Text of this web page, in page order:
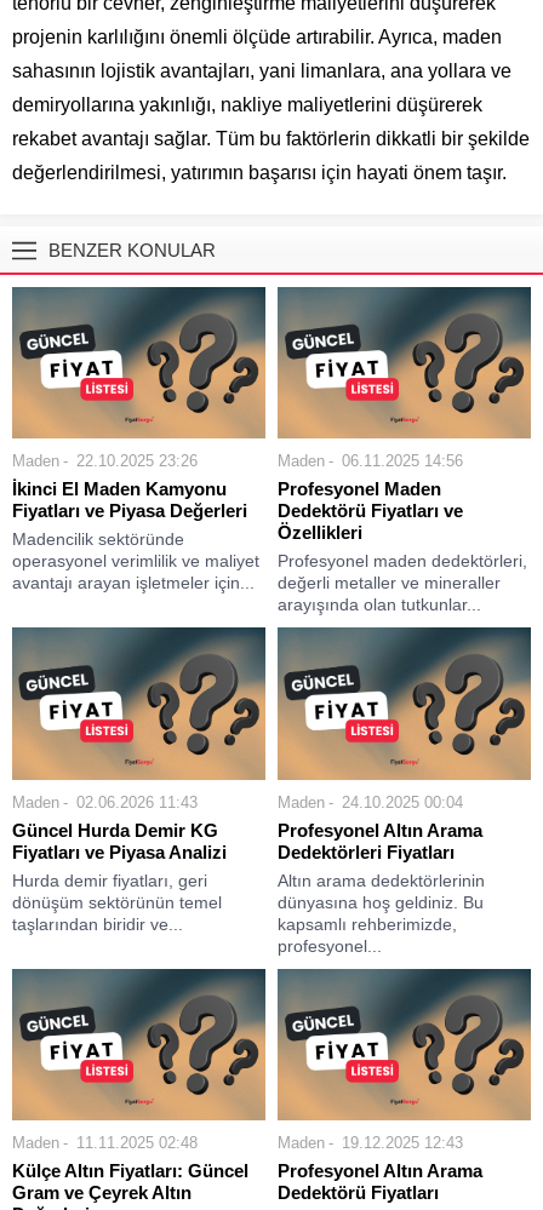
projenin karlılığını önemli ölçüde artırabilir. Ayrıca, maden
sahasının lojistik avantajları, yani limanlara, ana yollara ve
demiryollarına yakınlığı, nakliye maliyetlerini düşürerek
rekabet avantajı sağlar. Tüm bu faktörlerin dikkatli bir şekilde
değerlendirilmesi, yatırımın başarısı için hayati önem taşır.
BENZER KONULAR
Maden 22.10.2025 23:26
İkinci El Maden Kamyonu
Fiyatları ve Piyasa Değerleri
Madencilik sektöründe
operasyonel verimlilik ve maliyet
avantajı arayan işletmeler için...
Maden 06.11.2025 14:56
Profesyonel Maden
Dedektörü Fiyatları ve
Özellikleri
Profesyonel maden dedektörleri,
değerli metaller ve mineraller
arayışında olan tutkunlar...
Maden 02.06.2026 11:43
Güncel Hurda Demir KG
Fiyatları ve Piyasa Analizi
Hurda demir fiyatları, geri
dönüşüm sektörünün temel
taşlarından biridir ve...
Maden 24.10.2025 00:04
Profesyonel Altın Arama
Dedektörleri Fiyatları
Altın arama dedektörlerinin
dünyasına hoş geldiniz. Bu
kapsamlı rehberimizde,
profesyonel...
Maden 11.11.2025 02:48
Külçe Altın Fiyatları: Güncel
Gram ve Çeyrek Altın
Maden 19.12.2025 12:43
Profesyonel Altın Arama
Dedektörü Fiyatları